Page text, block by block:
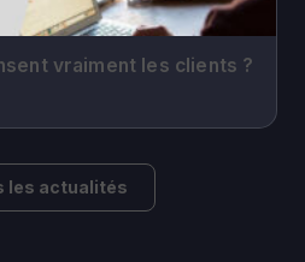
vraiment les clients ?
les actualités